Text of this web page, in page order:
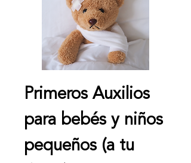
Primeros Auxilios
para bebés y niños
pequeños (a tu